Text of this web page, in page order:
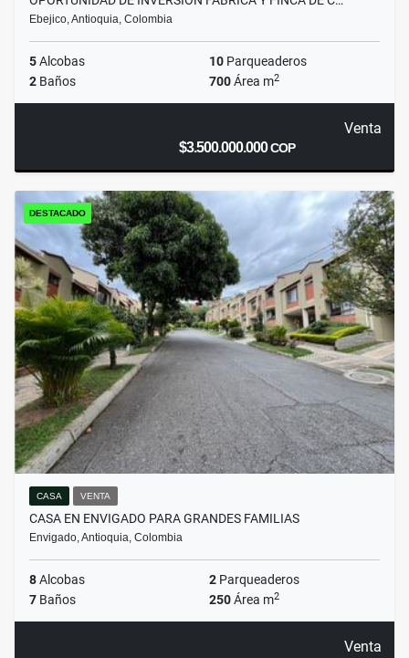
Ebejico, Antioquia, Colombia
5Alcobas 10 Parqueaderos
2 Baños 700Área m2
Venta
$3.500.000.000COP
DESTACADO
CASA VENTA
CASA EN ENVIGADO PARA GRANDES FAMILIAS
Envigado, Antioquia, Colombia
8Alcobas 2 Parqueaderos
7 Baños 250Área m2
Venta